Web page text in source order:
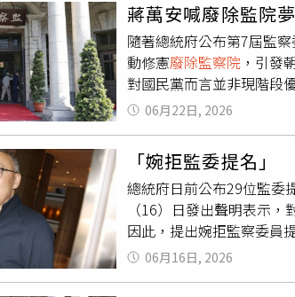
蔣萬安喊廢除監院
隨著總統府公布第7屆監
動修憲廢除監察院 ，引發
對國民黨而言並非現階段
口號走到實踐，始終卡在
與公民複決等程序，難
選，立場前後矛盾；也
黨立法院黨團應全面否決
似乎未獲黨中央正面接
去都曾出現過，並非新鮮
06月22日, 2026
「婉拒監委提名
總統府日前公布29位監委
（16）日發出聲明表示
因此，提出婉拒監察委員
示，感謝各界這段時間的
師及卸任政務官，在收
06月16日, 2026